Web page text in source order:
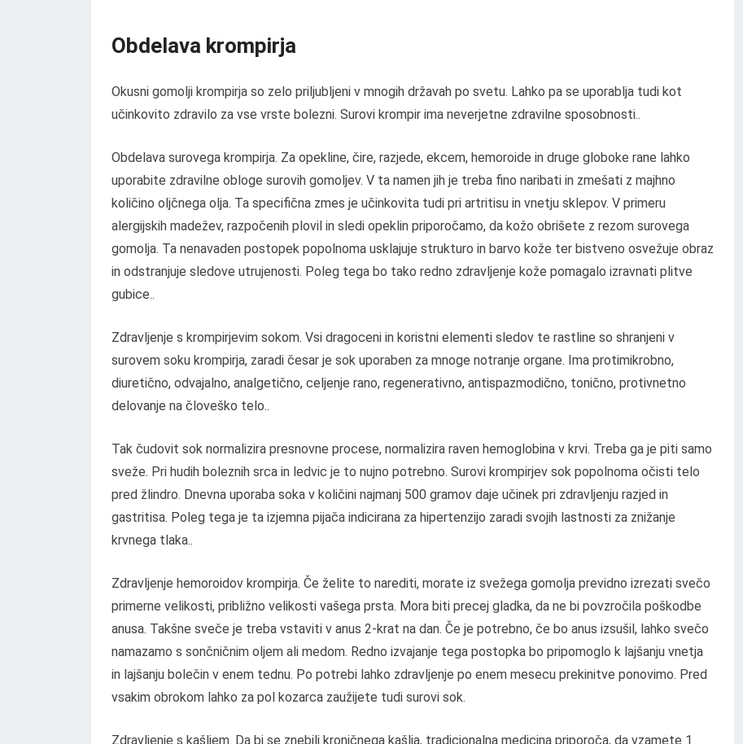
Obdelava krompirja
Okusni gomolji krompirja so zelo priljubljeni v mnogih državah po svetu. Lahko pa se uporablja tudi kot
učinkovito zdravilo za vse vrste bolezni. Surovi krompir ima neverjetne zdravilne sposobnosti..
Obdelava surovega krompirja. Za opekline, čire, razjede, ekcem, hemoroide in druge globoke rane lahko
uporabite zdravilne obloge surovih gomoljev. V ta namen jih je treba fino naribati in zmešati z majhno
količino oljčnega olja. Ta specifična zmes je učinkovita tudi pri artritisu in vnetju sklepov. V primeru
alergijskih madežev, razpočenih plovil in sledi opeklin priporočamo, da kožo obrišete z rezom surovega
gomolja. Ta nenavaden postopek popolnoma usklajuje strukturo in barvo kože ter bistveno osvežuje obraz
in odstranjuje sledove utrujenosti. Poleg tega bo tako redno zdravljenje kože pomagalo izravnati plitve
gubice..
Zdravljenje s krompirjevim sokom. Vsi dragoceni in koristni elementi sledov te rastline so shranjeni v
surovem soku krompirja, zaradi česar je sok uporaben za mnoge notranje organe. Ima protimikrobno,
diuretično, odvajalno, analgetično, celjenje rano, regenerativno, antispazmodično, tonično, protivnetno
delovanje na človeško telo..
Tak čudovit sok normalizira presnovne procese, normalizira raven hemoglobina v krvi. Treba ga je piti samo
sveže. Pri hudih boleznih srca in ledvic je to nujno potrebno. Surovi krompirjev sok popolnoma očisti telo
pred žlindro. Dnevna uporaba soka v količini najmanj 500 gramov daje učinek pri zdravljenju razjed in
gastritisa. Poleg tega je ta izjemna pijača indicirana za hipertenzijo zaradi svojih lastnosti za znižanje
krvnega tlaka..
Zdravljenje hemoroidov krompirja. Če želite to narediti, morate iz svežega gomolja previdno izrezati svečo
primerne velikosti, približno velikosti vašega prsta. Mora biti precej gladka, da ne bi povzročila poškodbe
anusa. Takšne sveče je treba vstaviti v anus 2-krat na dan. Če je potrebno, če bo anus izsušil, lahko svečo
namazamo s sončničnim oljem ali medom. Redno izvajanje tega postopka bo pripomoglo k lajšanju vnetja
in lajšanju bolečin v enem tednu. Po potrebi lahko zdravljenje po enem mesecu prekinitve ponovimo. Pred
vsakim obrokom lahko za pol kozarca zaužijete tudi surovi sok.
Zdravljenje s kašljem. Da bi se znebili kroničnega kašlja, tradicionalna medicina priporoča, da vzamete 1